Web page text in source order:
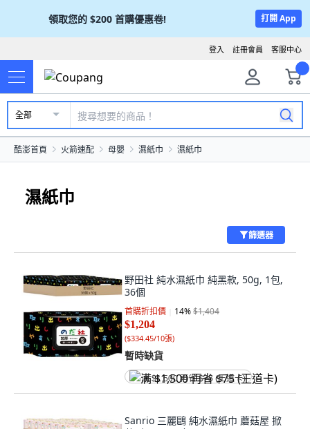
領取您的 $200 首購優惠卷! 打開 App
客服中心
註冊會員
登入
全部
酷澎首頁 火箭速配 母嬰 濕紙巾 濕紙巾
濕紙巾
篩選器
野田社 純水濕紙巾 純黑款, 50g, 1包,
36個
首購折扣價 14%$1,404
$1,204
($334.45/10張)
暫時缺貨
满 $1,500 再省 $75 (王道卡)
Sanrio 三麗鷗 純水濕紙巾 蘑菇屋 掀